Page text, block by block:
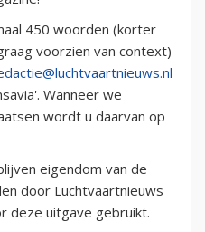
450 woorden (korter
voorzien van context)
Wanneer we
wordt u daarvan op
eigendom van de
door Luchtvaartnieuws
deze uitgave gebruikt.